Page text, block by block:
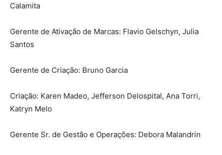
Calamita
Gerente de Ativação de Marcas: Flavio Gelschyn, Julia
Santos
Gerente de Criação: Bruno Garcia
Criação: Karen Madeo, Jefferson Delospital, Ana Torri,
Katryn Melo
Gerente Sr. de Gestão e Operações: Debora Malandrin